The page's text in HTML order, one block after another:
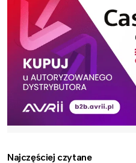
Najczęściej czytane